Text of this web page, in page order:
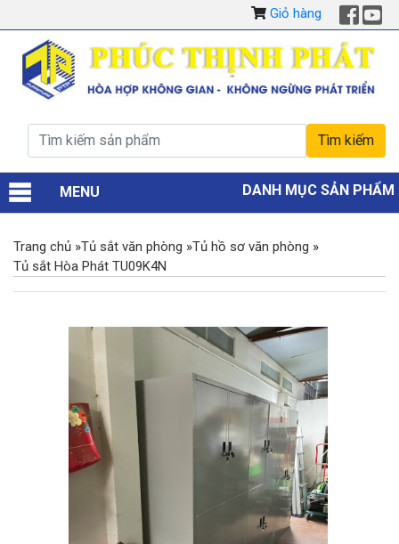
Giỏ hàng
MENU DANH MỤC SẢN PHẨM
Trang chủ »Tủ sắt văn phòng »Tủ hồ sơ văn phòng »
Tủ sắt Hòa Phát TU09K4N
Previous